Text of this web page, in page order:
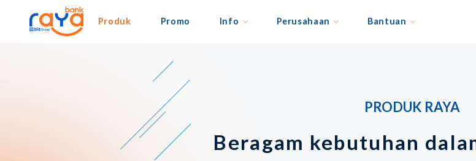
Produk Promo Info Perusahaan Bantuan
PRODUK RAYA
Beragam kebutuhan